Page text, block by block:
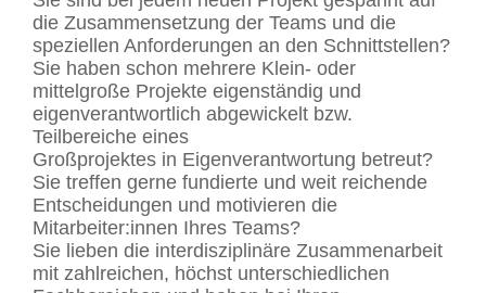
die Zusammensetzung der Teams und die
speziellen Anforderungen an den Schnittstellen?
Sie haben schon mehrere Klein- oder
mittelgroße Projekte eigenständig und
eigenverantwortlich abgewickelt bzw.
Teilbereiche eines
Großprojektes in Eigenverantwortung betreut?
Sie treffen gerne fundierte und weit reichende
Entscheidungen und motivieren die
Mitarbeiter:innen Ihres Teams?
Sie lieben die interdisziplinäre Zusammenarbeit
mit zahlreichen, höchst unterschiedlichen